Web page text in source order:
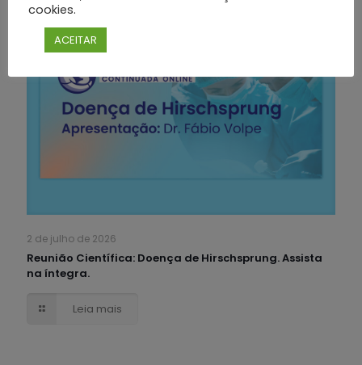
2 de julho de 2026
Reunião Científica: Doença de Hirschsprung. Assista
na íntegra.
Leia mais
cookies.
ACEITAR